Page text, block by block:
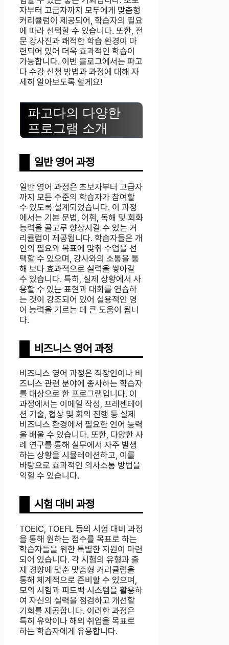
자부터 고급자까지 모두에게 맞춤형
커리큘럼이 제공되어, 학습자의 필요
에 따라 선택할 수 있습니다. 또한, 전
문 강사진과 쾌적한 학습 환경이 마
련되어 있어 더욱 효과적인 학습이
가능합니다. 이번 블로그에서는 파고
다 수강 신청 방법과 과정에 대해 자
세히 알아보도록 할게요!
파고다의 다양한
프로그램 소개
일반 영어 과정
일반 영어 과정은 초보자부터 고급자
까지 모든 수준의 학습자가 참여할
수 있도록 설계되었습니다. 이 과정
에서는 기본 문법, 어휘, 독해 및 회화
능력을 골고루 향상시킬 수 있는 커
리큘럼이 제공됩니다. 학습자들은 개
인의 필요와 목표에 맞춰 수업을 선
택할 수 있으며, 강사와의 소통을 통
해 보다 효과적으로 실력을 쌓아갈
수 있습니다. 특히, 실제 상황에서 사
용할 수 있는 표현과 대화를 연습하
는 것이 강조되어 있어 실용적인 영
어 능력을 기르는 데 큰 도움이 됩니
다.
비즈니스 영어 과정
비즈니스 영어 과정은 직장인이나 비
즈니스 관련 분야에 종사하는 학습자
를 대상으로 한 프로그램입니다. 이
과정에서는 이메일 작성, 프레젠테이
션 기술, 협상 및 회의 진행 등 실제
비즈니스 환경에서 필요한 언어 능력
을 배울 수 있습니다. 또한, 다양한 사
례 연구를 통해 실무에서 자주 발생
하는 상황을 시뮬레이션하고, 이를
바탕으로 효과적인 의사소통 방법을
익힐 수 있습니다.
시험 대비 과정
TOEIC, TOEFL 등의 시험 대비 과정
을 통해 원하는 점수를 목표로 하는
학습자들을 위한 특별한 지원이 마련
되어 있습니다. 각 시험의 유형과 출
제 경향에 맞춘 맞춤형 커리큘럼을
통해 체계적으로 준비할 수 있으며,
모의 시험과 피드백 시스템을 활용하
여 자신의 실력을 점검하고 개선할
기회를 제공합니다. 이러한 과정은
특히 유학이나 해외 취업을 목표로
하는 학습자에게 유용합니다.